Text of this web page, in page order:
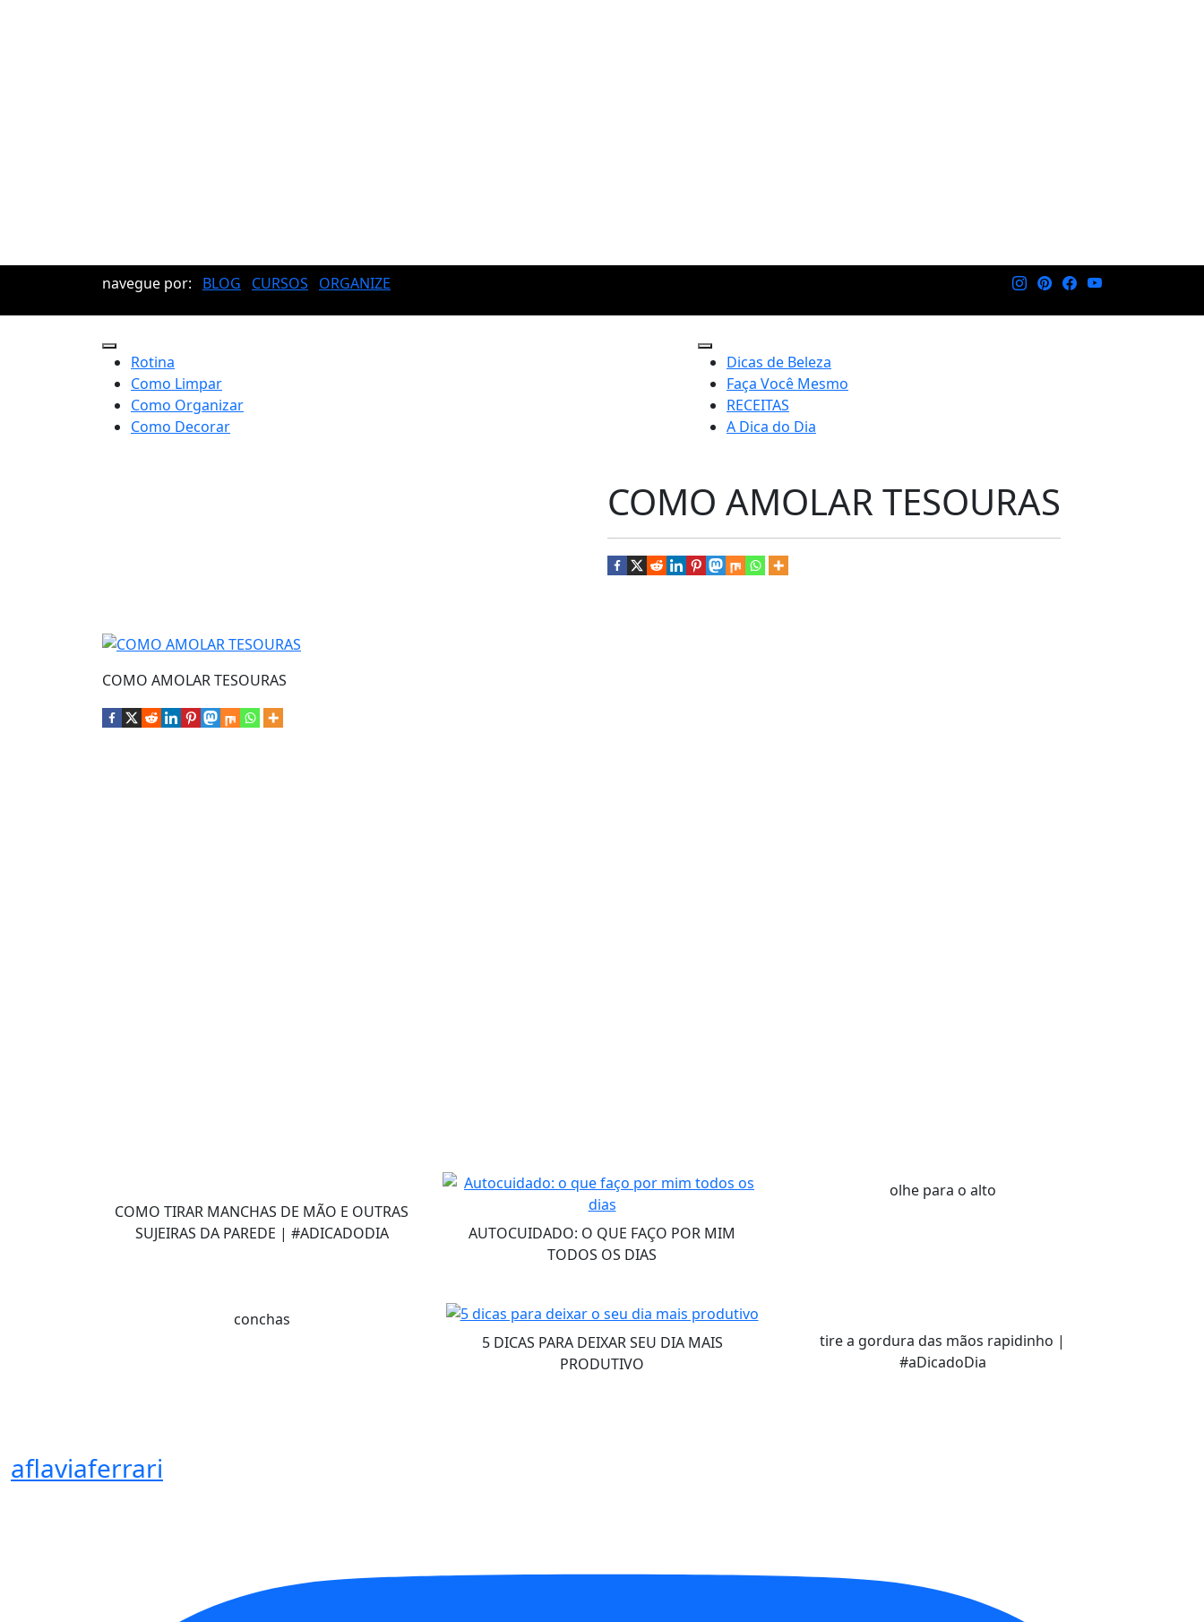
navegue por: BLOG CURSOS ORGANIZE
Rotina
Como Limpar
Como Organizar
Como Decorar
Dicas de Beleza
Faça Você Mesmo
RECEITAS
A Dica do Dia
COMO AMOLAR TESOURAS
COMO AMOLAR TESOURAS
COMO TIRAR MANCHAS DE MÃO E OUTRAS
SUJEIRAS DA PAREDE | #ADICADODIA
AUTOCUIDADO: O QUE FAÇO POR MIM
TODOS OS DIAS
olhe para o alto
conchas
5 DICAS PARA DEIXAR SEU DIA MAIS
PRODUTIVO
tire a gordura das mãos rapidinho |
#aDicadoDia
aflaviaferrari